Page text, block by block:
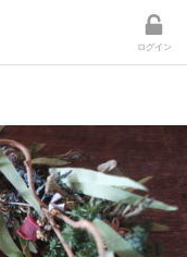
ログイン